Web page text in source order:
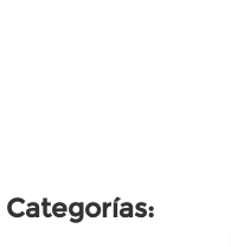
Categorías: